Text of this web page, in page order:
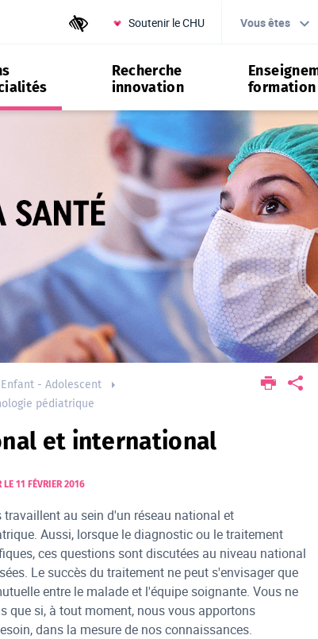
Outils d'accessibilité
Soutenir le CHU Vous êtes
Recherche
innovation
formation
Enfant - Adolescent
pédiatrique
et international
LE 11 FÉVRIER 2016
travaillent au sein d'un réseau national et
Aussi, lorsque le diagnostic ou le traitement
ces questions sont discutées au niveau national
Le succès du traitement ne peut s'envisager que
entre le malade et l'équipe soignante. Vous ne
que si, à tout moment, nous vous apportons
dans la mesure de nos connaissances.